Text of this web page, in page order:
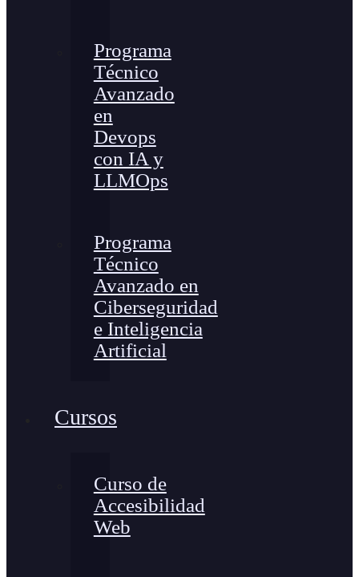
Programa
Técnico
Avanzado
en
Devops
con IA y
LLMOps
Programa
Técnico
Avanzado en
Ciberseguridad
e Inteligencia
Artificial
Cursos
Curso de
Accesibilidad
Web